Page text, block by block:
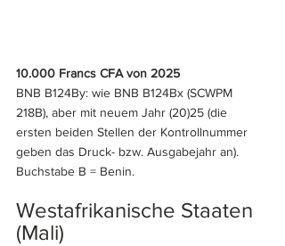
10.000 Francs CFA von 2025
BNB B124By: wie BNB B124Bx (SCWPM
218B), aber mit neuem Jahr (20)25 (die
ersten beiden Stellen der Kontrollnummer
geben das Druck- bzw. Ausgabejahr an).
Buchstabe B = Benin.
Westafrikanische Staaten
(Mali)